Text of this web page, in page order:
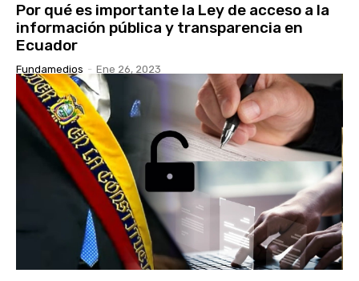
Por qué es importante la Ley de acceso a la
información pública y transparencia en
Ecuador
Fundamedios - Ene 26, 2023